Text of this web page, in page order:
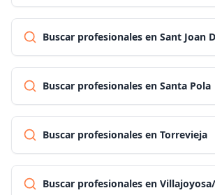
Buscar profesionales en Sant Joan
Buscar profesionales en Santa Pola
Buscar profesionales en Torrevieja
Buscar profesionales en